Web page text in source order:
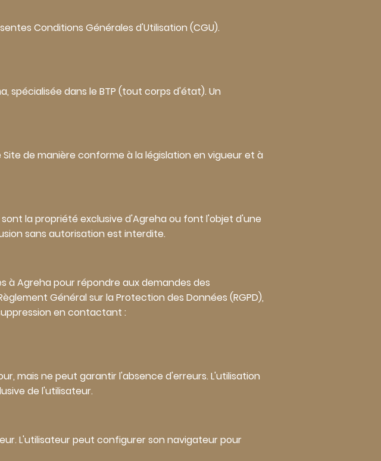
Conditions Générales d'Utilisation (CGU).
spécialisée dans le BTP (tout corps d'état). Un
de manière conforme à la législation en vigueur et à
la propriété exclusive d'Agreha ou font l'objet d'une
sans autorisation est interdite.
à Agreha pour répondre aux demandes des
Général sur la Protection des Données (RGPD),
en contactant :
mais ne peut garantir l'absence d'erreurs. L'utilisation
de l'utilisateur.
L'utilisateur peut configurer son navigateur pour